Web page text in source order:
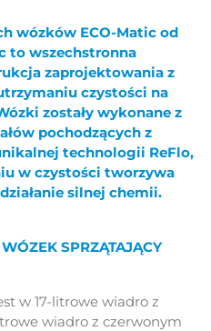
wózków ECO-Matic od
to wszechstronna
zaprojektowania z
czystości na
zostały wykonane z
pochodzących z
technologii ReFlo,
w czystości tworzywa
silnej chemii.
SPRZĄTAJĄCY
w 17-litrowe wiadro z
wiadro z czerwonym